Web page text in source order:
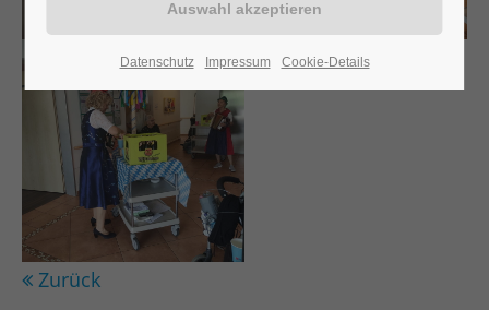
Zurück
Datenschutz Impressum Cookie-Details